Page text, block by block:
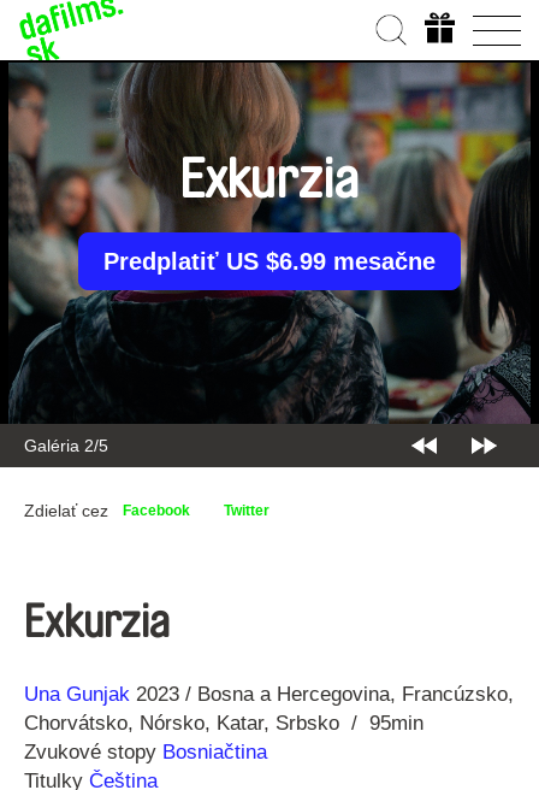
Galéria 2/5
Exkurzia
Predplatiť US $6.99 mesačne
Zdielať cez Facebook Twitter
Exkurzia
Réžia
Una Gunjak
Rok
výroby
2023 Bosna a Hercegovina Francúzsko
Chorvátsko Nórsko Katar Srbsko
95min
Zvukové stopy Bosniačtina
Titulky Čeština